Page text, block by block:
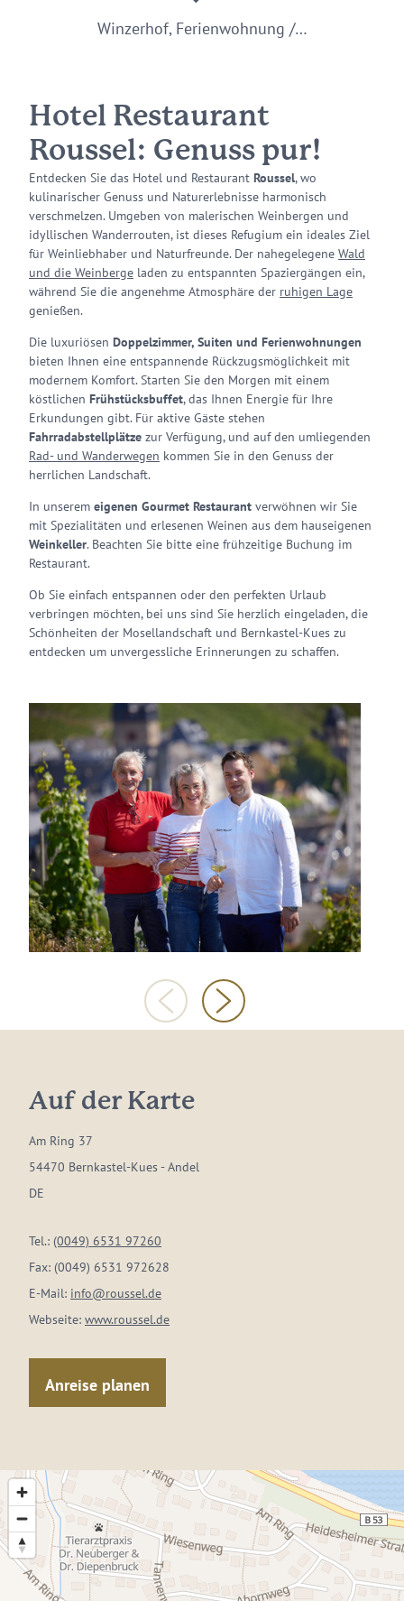
Winzerhof, Ferienwohnung /…
Hotel Restaurant
Roussel: Genuss pur!
Entdecken Sie das Hotel und Restaurant Roussel, wo
kulinarischer Genuss und Naturerlebnisse harmonisch
verschmelzen. Umgeben von malerischen Weinbergen und
idyllischen Wanderrouten, ist dieses Refugium ein ideales Ziel
für Weinliebhaber und Naturfreunde. Der nahegelegene Wald
und die Weinberge laden zu entspannten Spaziergängen ein,
während Sie die angenehme Atmosphäre der ruhigen Lage
genießen.
Die luxuriösen Doppelzimmer, Suiten und Ferienwohnungen
bieten Ihnen eine entspannende Rückzugsmöglichkeit mit
modernem Komfort. Starten Sie den Morgen mit einem
köstlichen Frühstücksbuffet, das Ihnen Energie für Ihre
Erkundungen gibt. Für aktive Gäste stehen
Fahrradabstellplätze zur Verfügung, und auf den umliegenden
Rad- und Wanderwegen kommen Sie in den Genuss der
herrlichen Landschaft.
In unserem eigenen Gourmet Restaurant verwöhnen wir Sie
mit Spezialitäten und erlesenen Weinen aus dem hauseigenen
Weinkeller. Beachten Sie bitte eine frühzeitige Buchung im
Restaurant.
Ob Sie einfach entspannen oder den perfekten Urlaub
verbringen möchten, bei uns sind Sie herzlich eingeladen, die
Schönheiten der Mosellandschaft und Bernkastel-Kues zu
entdecken um unvergessliche Erinnerungen zu schaffen.
Auf der Karte
Am Ring 37
54470 Bernkastel-Kues - Andel
DE
Tel.: (0049) 6531 97260
Fax: (0049) 6531 972628
E-Mail: info@roussel.de
Webseite: www.roussel.de
Anreise planen